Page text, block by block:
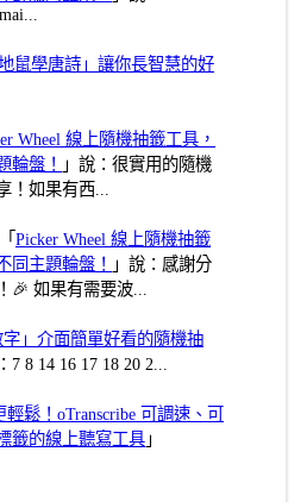
地鼠學唐詩」讓你長智慧的好
Wheel 線上隨機抽籤工具，
輪盤！
」說：很實用的隨機
！如果有西...
Picker Wheel 線上隨機抽籤
同主題輪盤！
」說：感謝分
🎉 如果有需要波...
字」介面簡單好看的隨機抽
7 8 14 16 17 18 20 2...
輕鬆！oTranscribe 可調速、可
籤的線上聽寫工具 」